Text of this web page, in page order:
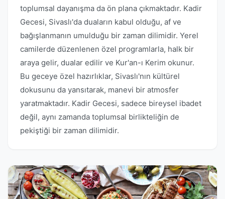
toplumsal dayanışma da ön plana çıkmaktadır. Kadir
Gecesi, Sivaslı'da duaların kabul olduğu, af ve
bağışlanmanın umulduğu bir zaman dilimidir. Yerel
camilerde düzenlenen özel programlarla, halk bir
araya gelir, dualar edilir ve Kur'an-ı Kerim okunur.
Bu geceye özel hazırlıklar, Sivaslı'nın kültürel
dokusunu da yansıtarak, manevi bir atmosfer
yaratmaktadır. Kadir Gecesi, sadece bireysel ibadet
değil, aynı zamanda toplumsal birlikteliğin de
pekiştiği bir zaman dilimidir.